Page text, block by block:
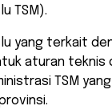
TSM).
yang terkait
aturan teknis
TSM